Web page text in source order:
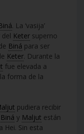
. La ‘vasija’
Keter superno
Biná para ser
Keter. Durante la
fue elevada a
forma de la
pudiera recibir
Biná y Maljut están
Hei. Sin esta